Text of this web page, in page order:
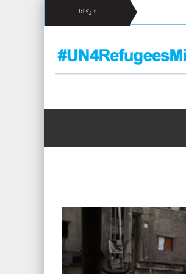
شركائنا